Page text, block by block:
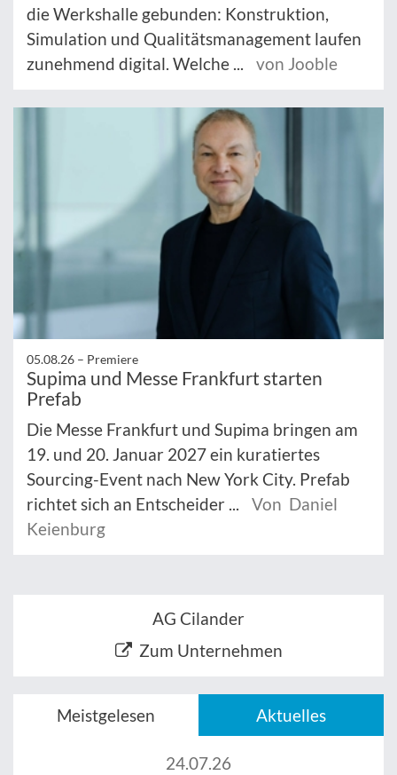
die Werkshalle gebunden: Konstruktion,
Simulation und Qualitätsmanagement laufen
zunehmend digital. Welche ...
von Jooble
05.08.26 – Premiere
Supima und Messe Frankfurt starten
Prefab
Die Messe Frankfurt und Supima bringen am
19. und 20. Januar 2027 ein kuratiertes
Sourcing-Event nach New York City. Prefab
richtet sich an Entscheider ...
Von Daniel
Keienburg
AG Cilander
Zum Unternehmen
Meistgelesen Aktuelles
24.07.26